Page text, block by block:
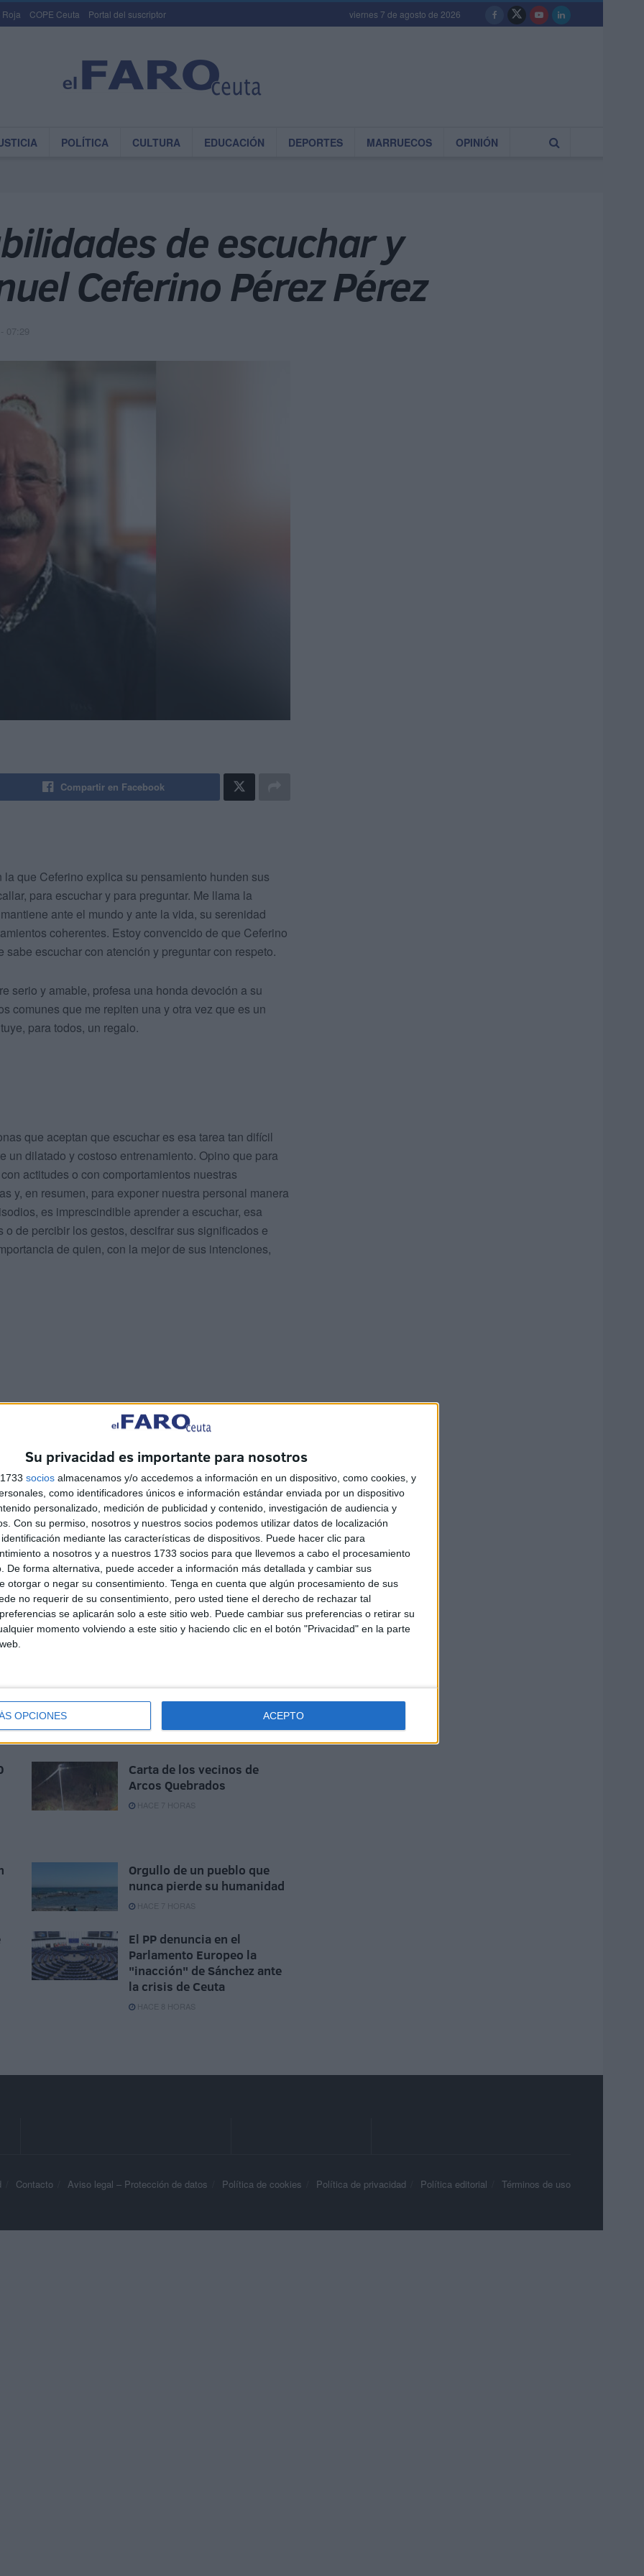
Su privacidad es importante para nosotros
socios almacenamos y/o accedemos a información en un dispositivo, como cookies, y
como identificadores únicos e información estándar enviada por un dispositivo
personalizado, medición de publicidad y contenido, investigación de audiencia y
Con su permiso, nosotros y nuestros socios podemos utilizar datos de localización
mediante las características de dispositivos. Puede hacer clic para
a nosotros y a nuestros 1733 socios para que llevemos a cabo el procesamiento
De forma alternativa, puede acceder a información más detallada y cambiar sus
otorgar o negar su consentimiento. Tenga en cuenta que algún procesamiento de sus
no requerir de su consentimiento, pero usted tiene el derecho de rechazar tal
se aplicarán solo a este sitio web. Puede cambiar sus preferencias o retirar su
momento volviendo a este sitio y haciendo clic en el botón "Privacidad" en la parte
OPCIONES ACEPTO
Roja COPE Ceuta Portal del suscriptor viernes 7 de agosto de 2026
POLÍTICA CULTURA EDUCACIÓN DEPORTES MARRUECOS OPINIÓN
de escuchar y
Ceferino Pérez Pérez
- 07:29
Compartir en Facebook
que Ceferino explica su pensamiento hunden sus
para escuchar y para preguntar. Me llama la
ante el mundo y ante la vida, su serenidad
coherentes. Estoy convencido de que Ceferino
escuchar con atención y preguntar con respeto.
serio y amable, profesa una honda devoción a su
comunes que me repiten una y otra vez que es un
para todos, un regalo.
que aceptan que escuchar es esa tarea tan difícil
dilatado y costoso entrenamiento. Opino que para
actitudes o con comportamientos nuestras
y, en resumen, para exponer nuestra personal manera
es imprescindible aprender a escuchar, esa
de percibir los gestos, descifrar sus significados e
de quien, con la mejor de sus intenciones,
una manifestación de educación y de cortesía, es la
la autenticidad personal. Ceferino revela el equilibrio
al “caballero” o, exactamente, los valores
presumen de malos modos, de agresividad o de
que a mí me llaman la atención quienes –como
desapercibidas y que, en mi opinión, son muy
sin llamar la atención sobre ellas mismas, nos tratan
Carta de los vecinos de
Arcos Quebrados
HACE 7 HORAS
Orgullo de un pueblo que
nunca pierde su humanidad
HACE 7 HORAS
El PP denuncia en el
Parlamento Europeo la
"inacción" de Sánchez ante
la crisis de Ceuta
HACE 8 HORAS
Contacto Aviso legal – Protección de datos Política de cookies Política de privacidad Política editorial Términos de uso